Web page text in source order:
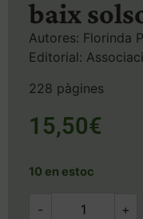
baix
Autores: Florinda
Editorial:
228 pàgines
15,50€
10 en estoc
- +